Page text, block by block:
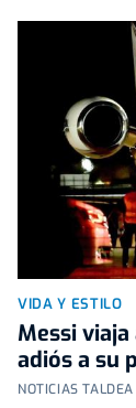
VIDA Y ESTILO
Messi
adiós a su
NOTICIAS